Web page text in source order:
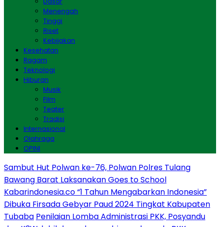
Menengah
Tinggi
Riset
Kebijakan
Kesehatan
Ragam
Teknologi
Hiburan
Musik
Film
Teater
Tradisi
Internasional
Olahraga
OPINI
Sambut Hut Polwan ke-76, Polwan Polres Tulang
Bawang Barat Laksanakan Goes to School
Kabarindonesia.co “1 Tahun Mengabarkan Indonesia”
Dibuka Firsada Gebyar Paud 2024 Tingkat Kabupaten
Tubaba Penilaian Lomba Administrasi PKK, Posyandu